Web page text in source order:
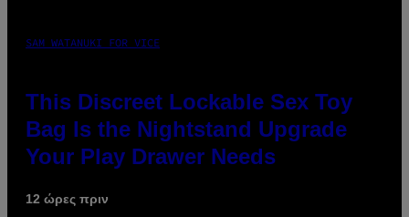
SAM WATANUKI FOR VICE
This Discreet Lockable Sex Toy
Bag Is the Nightstand Upgrade
Your Play Drawer Needs
12 ώρες πριν